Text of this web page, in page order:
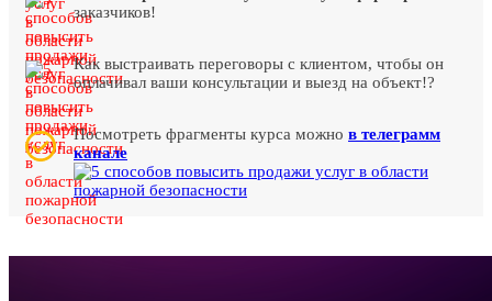
заказчиков!
Как выстраивать переговоры с клиентом, чтобы он
оплачивал ваши консультации и выезд на объект!?
Посмотреть фрагменты курса можно в телеграмм
канале